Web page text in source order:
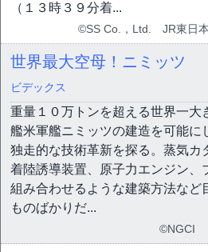
（１３時３９分着...
©SS Co.，Ltd. JR東日
世界最大空母！ニミッツ
ビデックス
重量１０万トンを超える世界一大
艦米軍艦ニミッツの建造を可能に
独走的な技術革新を探る。蒸気カ
着陸誘導装置、原子力エンジン、
組み合わせるような建築方法など
ものばかりだ...
©NGCI